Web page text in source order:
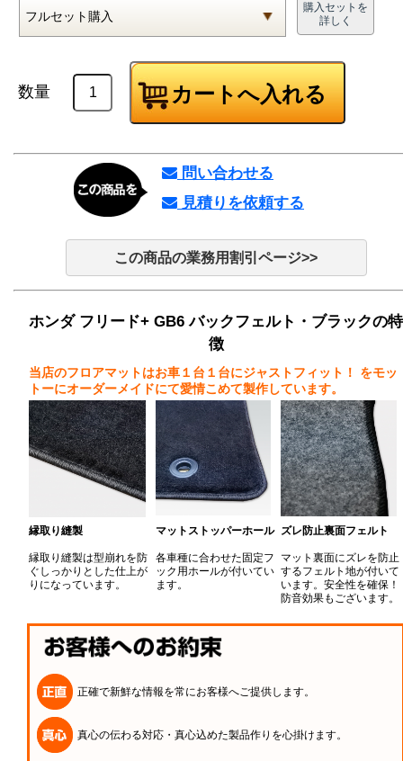
購入セットを
詳しく
数量
問い合わせる
見積りを依頼する
この商品の業務用割引ページ>>
ホンダ フリード+ GB6 バックフェルト・ブラックの特
徴
当店のフロアマットはお車１台１台にジャストフィット！
をモッ
トーにオーダーメイドにて愛情こめて製作しています。
縁取り縫製
縁取り縫製は型崩れを防
ぐしっかりとした仕上が
りになっています。
マットストッパーホール
各車種に合わせた固定フ
ック用ホールが付いてい
ます。
ズレ防止裏面フェルト
マット裏面にズレを防止
するフェルト地が付いて
います。安全性を確保！
防音効果もございます。
正確で新鮮な情報を常にお客様へご提供します。
真心の伝わる対応・真心込めた製品作りを心掛けます。